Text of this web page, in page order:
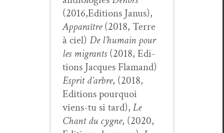
(2016,Editions Janus),
Appa­raître(2018, Terre
à ciel) De l’hu­main pour
les migrants(2018, Edi­
tions Jacques Fla­mand)
Esprit d’ar­bre, (2018,
Edi­tions pourquoi
viens-tu si tard), Le
Chant du cygne, (2020,